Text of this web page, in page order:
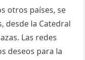
otros países, se
desde la Catedral
Las redes
deseos para la